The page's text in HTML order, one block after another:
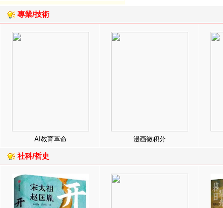
專業/技術
AI教育革命 漫画微积分
社科/哲史